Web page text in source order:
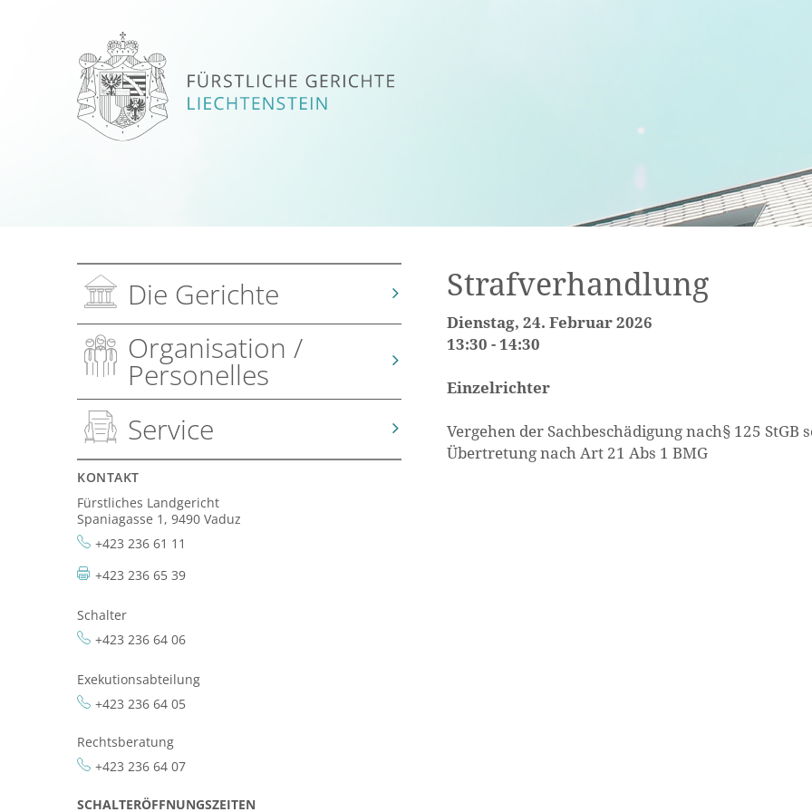
Die Gerichte
Organisation /
Personelles
Service
KONTAKT
Fürstliches Landgericht
Spaniagasse 1, 9490 Vaduz
+423 236 61 11
+423 236 65 39
Schalter
+423 236 64 06
Exekutionsabteilung
+423 236 64 05
Rechtsberatung
+423 236 64 07
SCHALTERÖFFNUNGSZEITEN
Strafverhandlung
Dienstag, 24. Februar 2026
13:30 - 14:30
Einzelrichter
Vergehen der Sachbeschädigung nach§ 125 StGB
Übertretung nach Art 21 Abs 1 BMG